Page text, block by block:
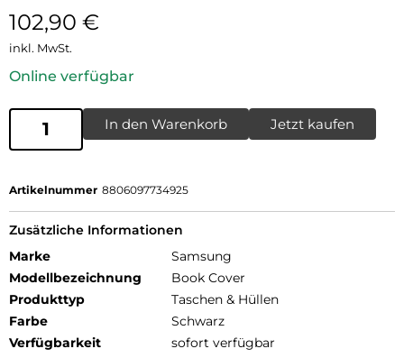
102,90 €
inkl. MwSt.
Online verfügbar
In den Warenkorb Jetzt kaufen
Artikelnummer 8806097734925
Zusätzliche Informationen
Marke
Samsung
Modellbezeichnung
Book Cover
Produkttyp
Taschen & Hüllen
Farbe
Schwarz
Verfügbarkeit
sofort verfügbar